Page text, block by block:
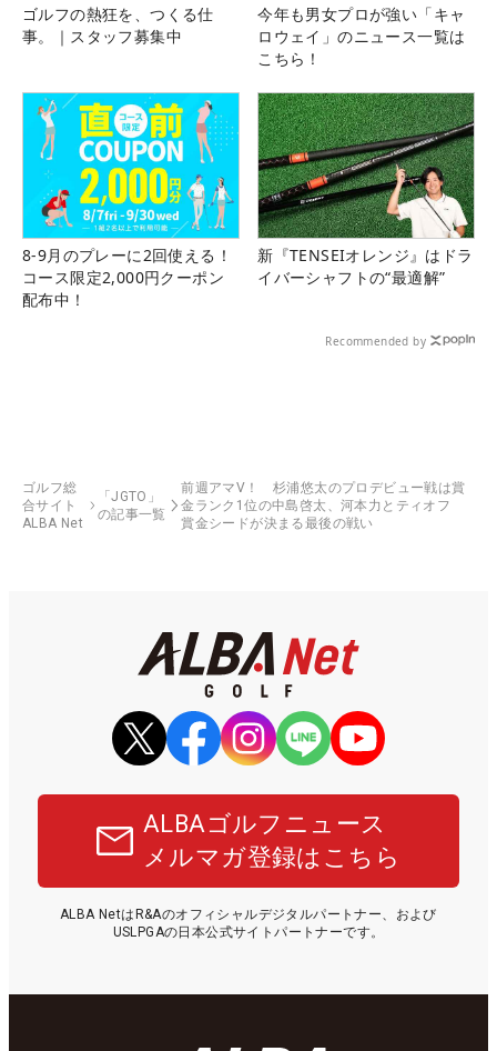
ゴルフの熱狂を、つくる仕
事。｜スタッフ募集中
今年も男女プロが強い「キャ
ロウェイ」のニュース一覧は
こちら！
8-9月のプレーに2回使える！
コース限定2,000円クーポン
配布中！
新『TENSEIオレンジ』はドラ
イバーシャフトの“最適解”
Recommended by
ゴルフ総
合サイト
ALBA Net
「JGTO」
の記事一覧
前週アマV！ 杉浦悠太のプロデビュー戦は賞
金ランク1位の中島啓太、河本力とティオフ
賞金シードが決まる最後の戦い
ALBAゴルフニュース
メルマガ登録はこちら
ALBA NetはR&Aのオフィシャルデジタルパートナー、および
USLPGAの日本公式サイトパートナーです。